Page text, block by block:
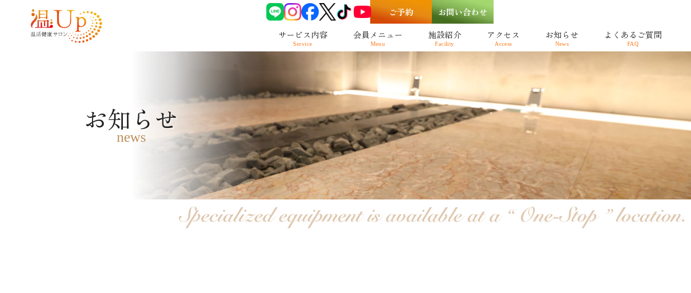
ご予約
お問い合わせ
サービス内容
会員メニュー 施設紹介 アクセス お知らせ よくあるご質問
お知らせ
news